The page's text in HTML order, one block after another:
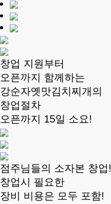
창업 지원부터
오픈까지 함께하는
강순자옛맛김치찌개의
창업절차
오픈까지 15일 소요!
점주님들의 소자본 창업!
창업시 필요한
장비 비용은 모두 포함!